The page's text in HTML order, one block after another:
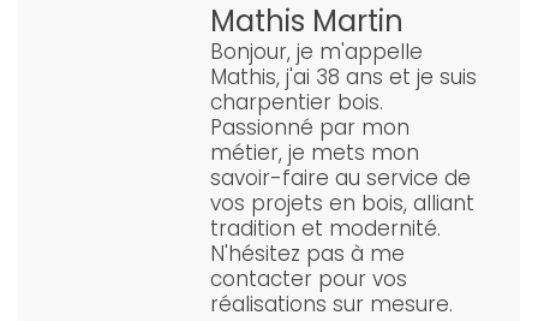
Mathis Martin
Bonjour, je m'appelle
Mathis, j'ai 38 ans et je suis
charpentier bois.
Passionné par mon
métier, je mets mon
savoir-faire au service de
vos projets en bois, alliant
tradition et modernité.
N'hésitez pas à me
contacter pour vos
réalisations sur mesure.